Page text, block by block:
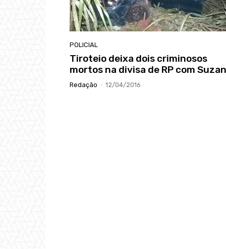
POLICIAL
Tiroteio deixa dois criminosos
mortos na divisa de RP com
Redação - 12/04/2016